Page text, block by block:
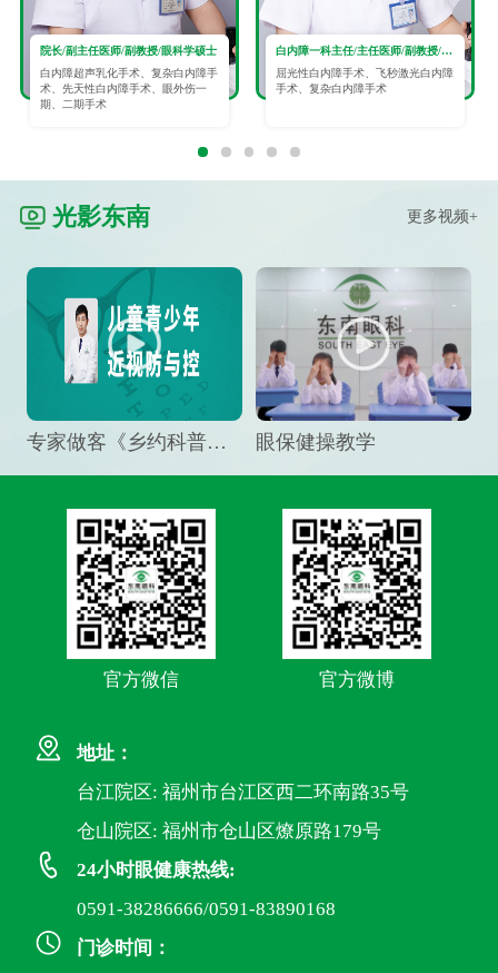
院长/副主任医师/副教授/眼科学硕士
白内障超声乳化手术、复杂白内障手
术、先天性白内障手术、眼外伤一
期、二期手术
白内障一科主任/主任医师/副教授/眼科学硕士
屈光性白内障手术、飞秒激光白内障
手术、复杂白内障手术
光影东南 更多视频+
专家做客《乡约科普》栏目，预防孩子近视竟然这么“简单” 眼保健操教学
官方微信 官方微博
地址：
台江院区: 福州市台江区西二环南路35号
仓山院区: 福州市仓山区燎原路179号
24小时眼健康热线:
0591-38286666/0591-83890168
门诊时间：